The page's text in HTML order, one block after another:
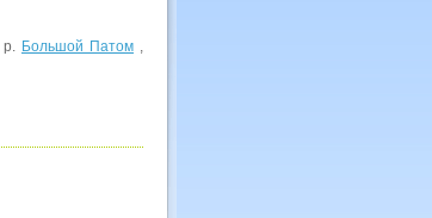
р. Большой Патом ,